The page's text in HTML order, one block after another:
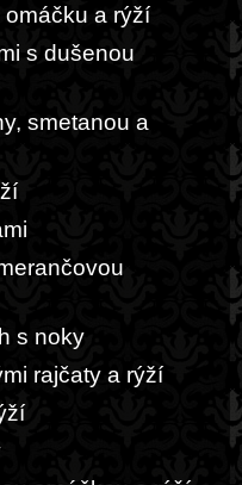
a rýží
s dušenou
smetanou a
s noky
rajčaty a rýží